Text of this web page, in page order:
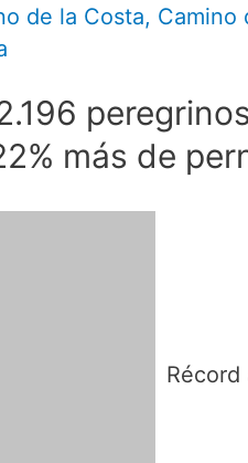
de la Costa, Camino
más de